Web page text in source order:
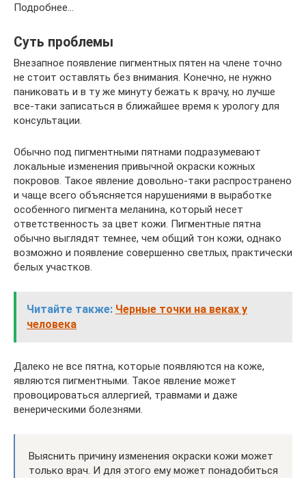
Подробнее…
Суть проблемы
Внезапное появление пигментных пятен на члене точно
не стоит оставлять без внимания. Конечно, не нужно
паниковать и в ту же минуту бежать к врачу, но лучше
все-таки записаться в ближайшее время к урологу для
консультации.
Обычно под пигментными пятнами подразумевают
локальные изменения привычной окраски кожных
покровов. Такое явление довольно-таки распространено
и чаще всего объясняется нарушениями в выработке
особенного пигмента меланина, который несет
ответственность за цвет кожи. Пигментные пятна
обычно выглядят темнее, чем общий тон кожи, однако
возможно и появление совершенно светлых, практически
белых участков.
Читайте также: Черные точки на веках у
человека
Далеко не все пятна, которые появляются на коже,
являются пигментными. Такое явление может
провоцироваться аллергией, травмами и даже
венерическими болезнями.
Выяснить причину изменения окраски кожи может
только врач. И для этого ему может понадобиться